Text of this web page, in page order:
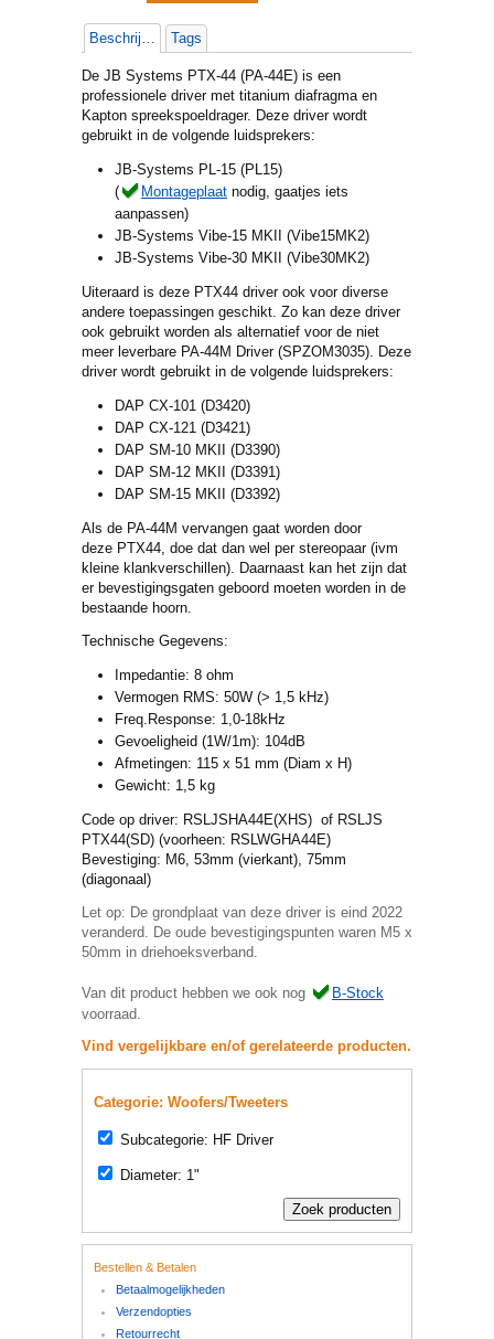
Beschrijving Tags
De JB Systems PTX-44 (PA-44E) is een
professionele driver met titanium diafragma en
Kapton spreekspoeldrager. Deze driver wordt
gebruikt in de volgende luidsprekers:
JB-Systems PL-15 (PL15)
(
Montageplaat nodig, gaatjes iets
aanpassen)
JB-Systems Vibe-15 MKII (Vibe15MK2)
JB-Systems Vibe-30 MKII (Vibe30MK2)
Uiteraard is deze PTX44 driver ook voor diverse
andere toepassingen geschikt. Zo kan deze driver
ook gebruikt worden als alternatief voor de niet
meer leverbare PA-44M Driver (SPZOM3035). Deze
driver wordt gebruikt in de volgende luidsprekers:
DAP CX-101 (D3420)
DAP CX-121 (D3421)
DAP SM-10 MKII (D3390)
DAP SM-12 MKII (D3391)
DAP SM-15 MKII (D3392)
Als de PA-44M vervangen gaat worden door
deze PTX44, doe dat dan wel per stereopaar (ivm
kleine klankverschillen). Daarnaast kan het zijn dat
er bevestigingsgaten geboord moeten worden in de
bestaande hoorn.
Technische Gegevens:
Impedantie: 8 ohm
Vermogen RMS: 50W (> 1,5 kHz)
Freq.Response: 1,0-18kHz
Gevoeligheid (1W/1m): 104dB
Afmetingen: 115 x 51 mm (Diam x H)
Gewicht: 1,5 kg
Code op driver: RSLJSHA44E(XHS) of RSLJS
PTX44(SD) (voorheen: RSLWGHA44E)
Bevestiging: M6, 53mm (vierkant), 75mm
(diagonaal)
Let op: De grondplaat van deze driver is eind 2022
veranderd. De oude bevestigingspunten waren M5 x
50mm in driehoeksverband.
Van dit product hebben we ook nog
B-Stock
voorraad.
Vind vergelijkbare en/of gerelateerde producten.
Categorie: Woofers/Tweeters
Subcategorie: HF Driver
Diameter: 1"
Bestellen & Betalen
Betaalmogelijkheden
Verzendopties
Retourrecht